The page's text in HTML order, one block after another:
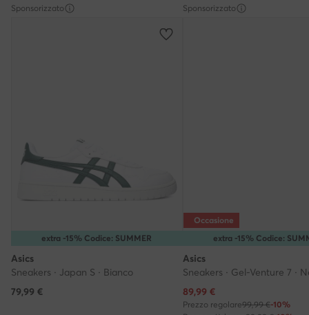
Sponsorizzato
extra -15% Codice: SUMMER
Asics
Sneakers · Japan S · Bianco
79,99 €
Sponsorizzato
extra -15% Codice:
Occasione
Asics
Sneakers · Gel-Venture 7 ·
Prezzo attuale
89,99 €
Prezzo regolare99,99 €-10%